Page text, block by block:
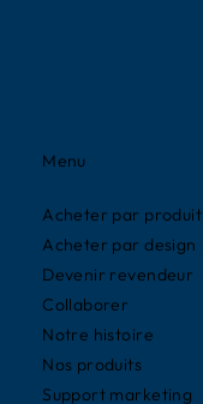
Menu
Acheter par produit
Acheter par design
Devenir revendeur
Collaborer
Notre histoire
Nos produits
Support marketing